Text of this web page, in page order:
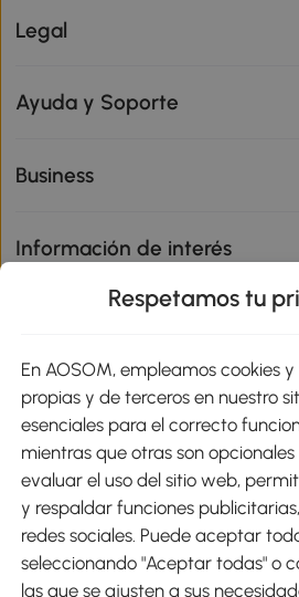
Legal
Ayuda y Soporte
Business
Información de interés
Métodos de Pago
Envíos
Respetamos tu
En AOSOM, empleamos cookies
propias y de terceros en nuestro
esenciales para el correcto
mientras que otras son
evaluar el uso del sitio web,
y respaldar funciones
redes sociales. Puede aceptar
seleccionando "Aceptar todas" o
las que se ajusten a sus